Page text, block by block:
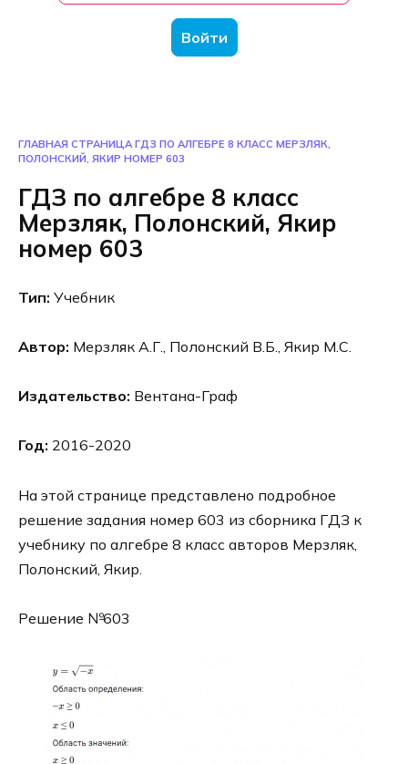
Войти
ГЛАВНАЯ СТРАНИЦА ГДЗ ПО АЛГЕБРЕ 8 КЛАСС МЕРЗЛЯК,
ПОЛОНСКИЙ, ЯКИР НОМЕР 603
ГДЗ по алгебре 8 класс
Мерзляк, Полонский, Якир
номер 603
Тип: Учебник
Автор: Мерзляк А.Г., Полонский В.Б., Якир М.С.
Издательство: Вентана-Граф
Год: 2016-2020
На этой странице представлено подробное
решение задания номер 603 из сборника ГДЗ к
учебнику по алгебре 8 класс авторов Мерзляк,
Полонский, Якир.
Решение №603